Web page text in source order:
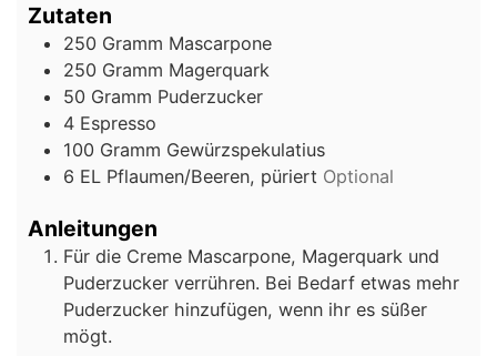
Zutaten
250 Gramm Mascarpone
250 Gramm Magerquark
50 Gramm Puderzucker
4 Espresso
100 Gramm Gewürzspekulatius
6 EL Pflaumen/Beeren, püriert Optional
Anleitungen
Für die Creme Mascarpone, Magerquark und
Puderzucker verrühren. Bei Bedarf etwas mehr
Puderzucker hinzufügen, wenn ihr es süßer
mögt.